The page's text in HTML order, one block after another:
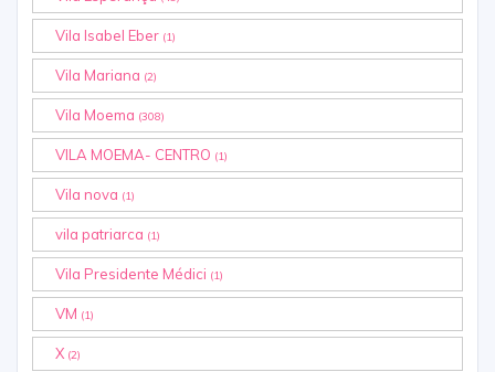
Vila Isabel Eber (1)
Vila Mariana (2)
Vila Moema (308)
VILA MOEMA- CENTRO (1)
Vila nova (1)
vila patriarca (1)
Vila Presidente Médici (1)
VM (1)
X (2)